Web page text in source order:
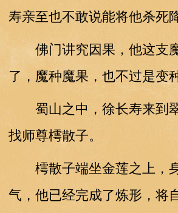
寿亲至也不敢说能将他杀死
佛门讲究因果，他这支
了，魔种魔果，也不过是变
蜀山之中，徐长寿来到
找师尊樗散子。
樗散子端坐金莲之上，
气，他已经完成了炼形，将